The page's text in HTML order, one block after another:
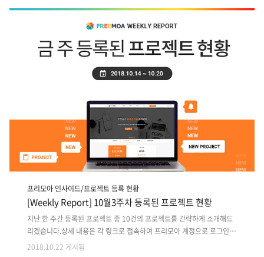
리 웹+앱개발(ERP)4. 운영중 ASP커뮤니티 웹기능 고도화 및 서버 로드
밸런싱5. 학부모 상담 및 학생 출결관리 앱디자인,개발6. 내부 전산용 학
생/커리큘럼 관리 윈도우 프로그램 개발7. 육아 일기 작성, 저장 Android
앱 Client 단 개발8. Unity 기반..
프리모아 인사이드/프로젝트 등록 현황
[Weekly Report] 10월3주차 등록된 프로젝트 현황
지난 한 주간 등록된 프로젝트 중 10건의 프로젝트를 간략하게 소개해드
리겠습니다.상세 내용은 각 링크로 접속하여 프리모아 계정으로 로그인
후 확인 가능합니다. 지난 주 등록된 프로젝트 외에도 마감이 다가오는 이
2018.10.22 게시됨